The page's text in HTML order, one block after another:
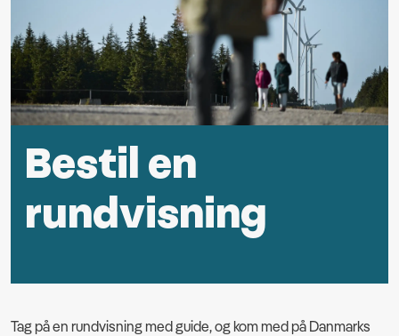
Bestil en
rundvisning
Tag på en rundvisning med guide, og kom med på Danmarks